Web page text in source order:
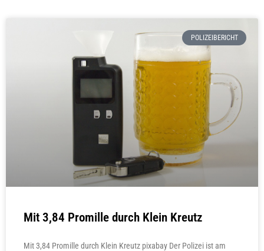
POLIZEIBERICHT
Mit 3,84 Promille durch Klein Kreutz
Mit 3,84 Promille durch Klein Kreutz pixabay Der Polizei ist am